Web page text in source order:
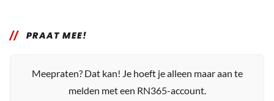
PRAAT MEE!
Meepraten? Dat kan! Je hoeft je alleen maar aan te
melden met een RN365-account.